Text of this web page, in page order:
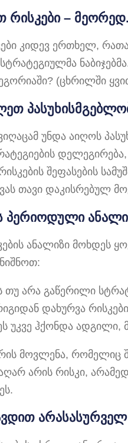
რისკები – მეორედ.
კიდევ ერთხელ,
(ცხრილში
უნდა აიღოს
შეფასების
თავი დაკისრებულ
პერიოდული
ანალიზი მოხდეს
თუ არა გაწერილი
დახურვა
უკვე ჰქონდა ადგილი,
მოვლენა,
არის რისკი,
არასასურველ